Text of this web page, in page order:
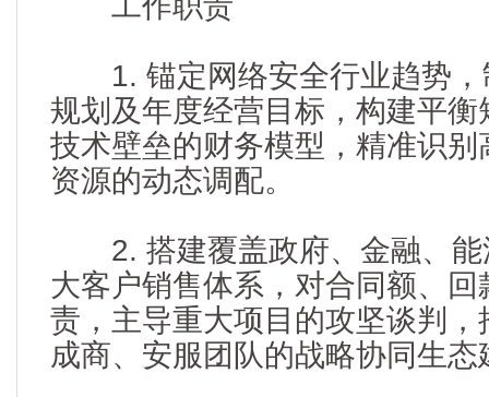
1. 锚定网络安全行业趋势，
规划及年度经营目标，构建平
技术壁垒的财务模型，精准识
资源的动态调配。
2. 搭建覆盖政府、金融、能
大客户销售体系，对合同额、
责，主导重大项目的攻坚谈判
成商、安服团队的战略协同生态